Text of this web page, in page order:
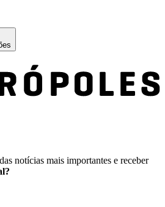
notícias mais importantes e receber